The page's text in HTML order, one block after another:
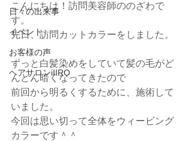
日々の出来事
イベント
お客様の声
ヘアサロンiIIRO
こんにちは！訪問美容師ののざわで
す。
先日、訪問カットカラーをしました。
ずっと白髪染めをしていて髪の毛がど
んどん暗くなってきたので
前回から明るくするために、施術して
いました。
今回は思い切って全体をウィービング
カラーです＾＾